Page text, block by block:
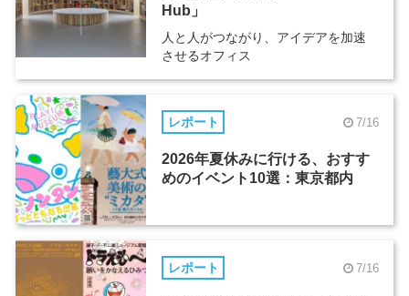
Hub」
人と人がつながり、アイデアを加速
させるオフィス
レポート 7/16
2026年夏休みに行ける、おすす
めのイベント10選：東京都内
レポート 7/16